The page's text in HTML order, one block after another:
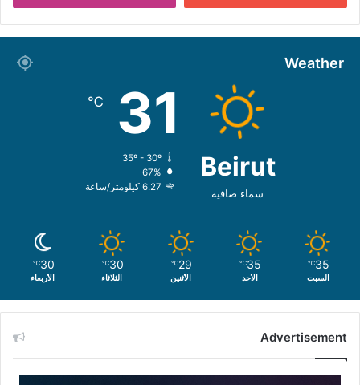
Weather
Beirut
سماء صافية
31
℃
35º - 30º
67%
6.27 كيلومتر/ساعة
35
℃
السبت
35
℃
الأحد
29
℃
الأثنين
30
℃
الثلاثاء
30
℃
الأربعاء
Advertisement